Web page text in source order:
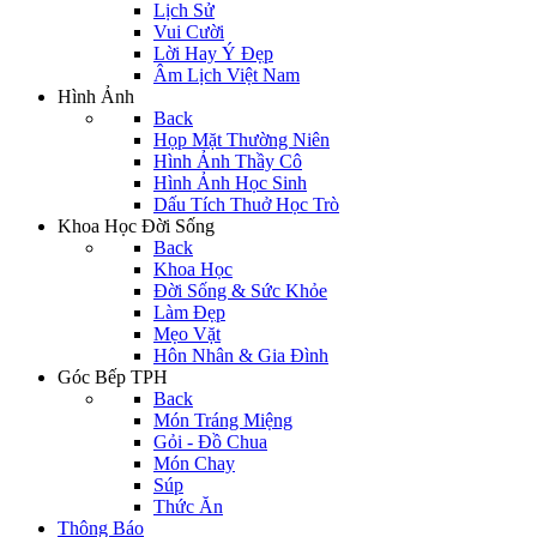
Lịch Sử
Vui Cười
Lời Hay Ý Đẹp
Âm Lịch Việt Nam
Hình Ảnh
Back
Họp Mặt Thường Niên
Hình Ảnh Thầy Cô
Hình Ảnh Học Sinh
Dấu Tích Thuở Học Trò
Khoa Học Đời Sống
Back
Khoa Học
Đời Sống & Sức Khỏe
Làm Đẹp
Mẹo Vặt
Hôn Nhân & Gia Đình
Góc Bếp TPH
Back
Món Tráng Miệng
Gỏi - Đồ Chua
Món Chay
Súp
Thức Ăn
Thông Báo